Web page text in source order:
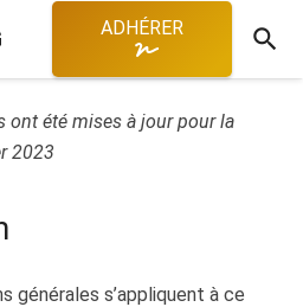
ADHÉRER search
ont été mises à jour pour la
2023
générales s’appliquent à ce